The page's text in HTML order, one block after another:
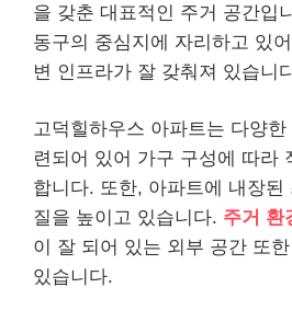
을 갖춘 대표적인 주거 공간입
동구의 중심지에 자리하고 있
변 인프라가 잘 갖춰져 있습니
고덕힐하우스 아파트는 다양
련되어 있어 가구 구성에 따라
합니다. 또한, 아파트에 내장된
질을 높이고 있습니다. 주거 환
이 잘 되어 있는 외부 공간 또
있습니다.